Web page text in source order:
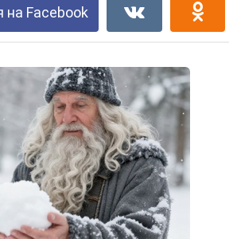
на Facebook